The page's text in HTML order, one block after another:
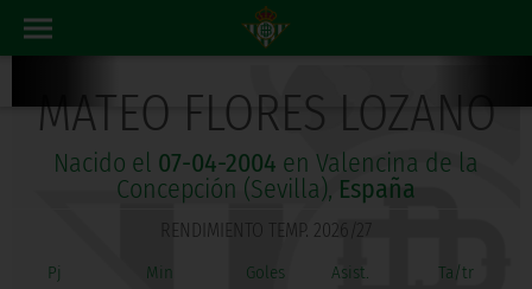
MATEO FLORES LOZANO
Nacido el 07-04-2004 en Valencina de la
Concepción (Sevilla), España
RENDIMIENTO TEMP. 2026/27